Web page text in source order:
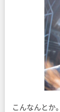
こんなんとか。